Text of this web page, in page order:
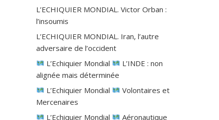
L’ECHIQUIER MONDIAL. Victor Orban :
l’insoumis
L’ECHIQUIER MONDIAL. Iran, l’autre
adversaire de l’occident
L’Echiquier Mondial
L’INDE : non
alignée mais déterminée
L’Echiquier Mondial
Volontaires et
Mercenaires
L’Echiquier Mondial
Aéronautique